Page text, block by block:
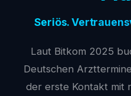
Seriös.
Laut Bitkom 2025
Deutschen
der erste Kontakt mit